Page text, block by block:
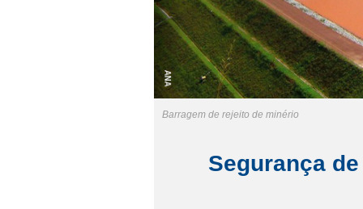
Barragem de rejeito de minério
Segurança